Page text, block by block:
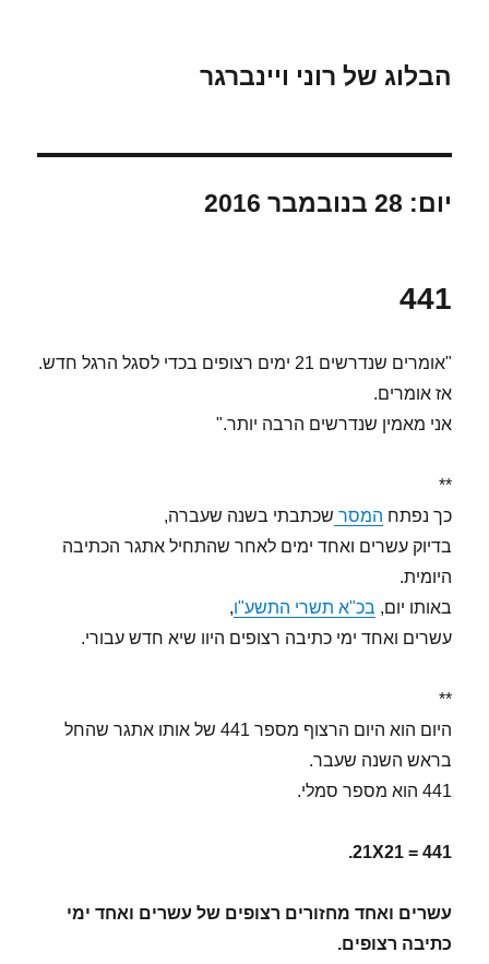
הבלוג של רוני ויינברגר
יום: 28 בנובמבר 2016
441
"אומרים שנדרשים 21 ימים רצופים בכדי לסגל הרגל חדש.
אז אומרים.
אני מאמין שנדרשים הרבה יותר."
**
כך נפתח המסר שכתבתי בשנה שעברה,
בדיוק עשרים ואחד ימים לאחר שהתחיל אתגר הכתיבה
היומית.
באותו יום, בכ"א תשרי התשע"ו,
עשרים ואחד ימי כתיבה רצופים היוו שיא חדש עבורי.
**
היום הוא היום הרצוף מספר 441 של אותו אתגר שהחל
בראש השנה שעבר.
441 הוא מספר סמלי.
441 = 21X21.
עשרים ואחד מחזורים רצופים של עשרים ואחד ימי
כתיבה רצופים.